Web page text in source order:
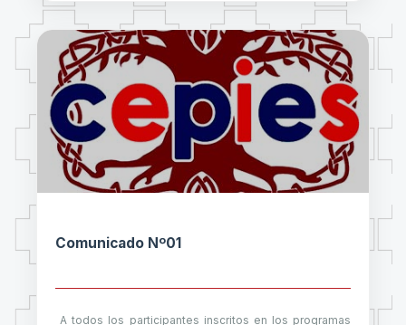
Comunicado Nº01
A todos los participantes inscritos en los programas